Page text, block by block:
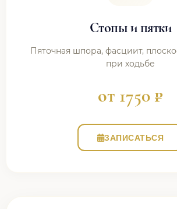
Стопы и пятки
Пяточная шпора, фасциит,
при ходьбе
от 1750 ₽
ЗАПИСАТЬСЯ